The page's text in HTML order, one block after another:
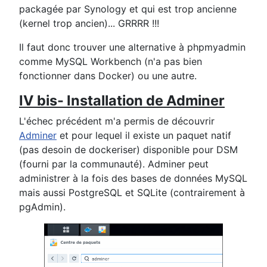
packagée par Synology et qui est trop ancienne
(kernel trop ancien)... GRRRR !!!
Il faut donc trouver une alternative à phpmyadmin
comme MySQL Workbench (n'a pas bien
fonctionner dans Docker) ou une autre.
IV bis- Installation de Adminer
L'échec précédent m'a permis de découvrir
Adminer et pour lequel il existe un paquet natif
(pas desoin de dockeriser) disponible pour DSM
(fourni par la communauté). Adminer peut
administrer à la fois des bases de données MySQL
mais aussi PostgreSQL et SQLite (contrairement à
pgAdmin).